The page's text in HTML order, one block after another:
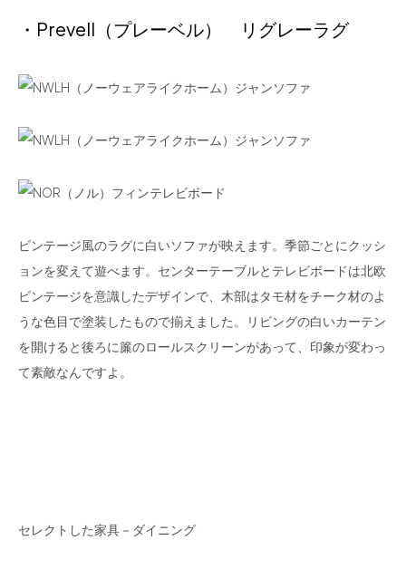
・Prevell（プレーベル） リグレーラグ
ビンテージ風のラグに白いソファが映えます。季節ごとにクッシ
ョンを変えて遊べます。センターテーブルとテレビボードは北欧
ビンテージを意識したデザインで、木部はタモ材をチーク材のよ
うな色目で塗装したもので揃えました。リビングの白いカーテン
を開けると後ろに簾のロールスクリーンがあって、印象が変わっ
て素敵なんですよ。
セレクトした家具－ダイニング